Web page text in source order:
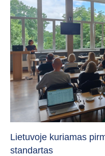
Lietuvoje kuriamas
standartas